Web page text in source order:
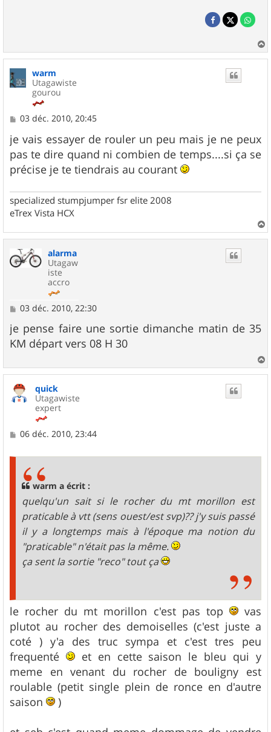
a
warm
Utagawiste
gourou
M
s
s
a
g
e
03 déc. 2010, 20:45
je vais essayer de rouler un peu mais je ne peux
pas te dire quand ni combien de temps....si ça se
précise je te tiendrais au courant
specialized stumpjumper fsr elite 2008
eTrex Vista HCX
a
alarma
Utagaw
iste
accro
M
s
s
a
e
03 déc. 2010, 22:30
je pense faire une sortie dimanche matin de 35
KM départ vers 08 H 30
a
quick
Utagawiste
expert
M
06 déc. 2010, 23:44
warm a écrit :
quelqu'un sait si le rocher du mt morillon est
praticable à vtt (sens ouest/est svp)?? j'y suis passé
il y a longtemps mais à l'époque ma notion du
"praticable" n'était pas la même.
ça sent la sortie "reco" tout ça
le rocher du mt morillon c'est pas top
vas
plutot au rocher des demoiselles (c'est juste a
coté ) y'a des truc sympa et c'est tres peu
frequenté
et en cette saison le bleu qui y
meme en venant du rocher de bouligny est
roulable (petit single plein de ronce en d'autre
saison
)